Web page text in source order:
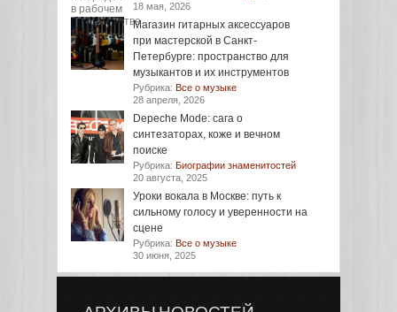
18 мая, 2026
Магазин гитарных аксессуаров
при мастерской в Санкт-
Петербурге: пространство для
музыкантов и их инструментов
Рубрика: Все о музыке
28 апреля, 2026
Depeche Mode: сага о
синтезаторах, коже и вечном
поиске
Рубрика: Биографии знаменитостей
20 августа, 2025
Уроки вокала в Москве: путь к
сильному голосу и уверенности на
сцене
Рубрика: Все о музыке
30 июня, 2025